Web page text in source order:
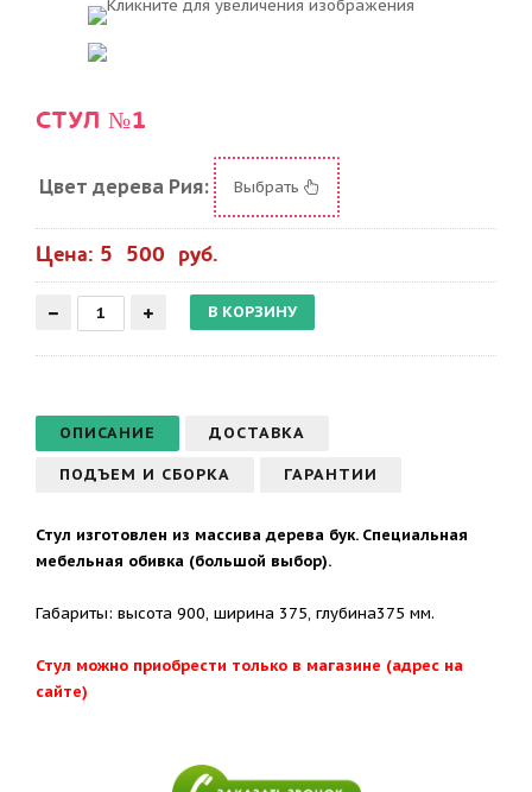
СТУЛ №1
Цвет дерева Рия: Выбрать
Цена: 5 500 руб.
ОПИСАНИЕ ДОСТАВКА
ПОДЪЕМ И СБОРКА ГАРАНТИИ
Стул изготовлен из массива дерева бук. Специальная
мебельная обивка (большой выбор).
Габариты: высота 900, ширина 375, глубина375 мм.
Стул можно приобрести только в магазине (адрес на
сайте)